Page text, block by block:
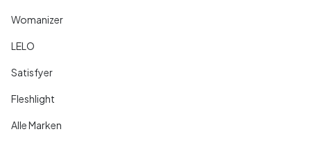
Womanizer
LELO
Satisfyer
Fleshlight
Alle Marken